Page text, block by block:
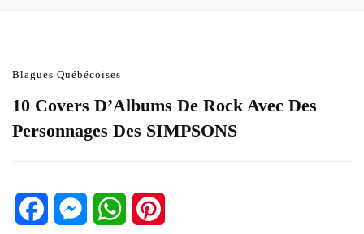
Blagues Québécoises
10 Covers D’Albums De Rock Avec Des
Personnages Des SIMPSONS
FacebookMessengerWhatsApp